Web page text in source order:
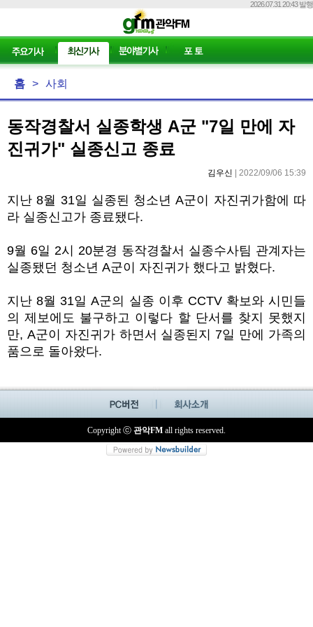
2026.07.31 20:43 발행
홈 > 사회
동작경찰서 실종학생 A군 "7일 만에 자
진귀가" 실종신고 종료
김우신 | 2022/09/06 15:39
지난8월 31일 실종된 청소년A군이 자진귀가함에 따
라 실종신고가 종료됐다.
9월 6일 2시 20분경 동작경찰서 실종수사팀 관계자는
실종됐던 청소년 A군이 자진귀가 했다고 밝혔다.
지난8월31일A군의 실종 이후 CCTV 확보와 시민들
의 제보에도 불구하고 이렇다 할 단서를 찾지 못했지
만, A군이 자진귀가 하면서 실종된지 7일 만에 가족의
품으로 돌아왔다.
Copyright ⓒ 관악FM all rights reserved.